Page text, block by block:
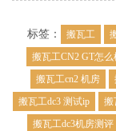
标签： 搬瓦工
搬瓦工CN2 GT怎么
搬瓦工cn2 机房
搬瓦工dc3 测试ip
搬
搬瓦工dc3机房测评